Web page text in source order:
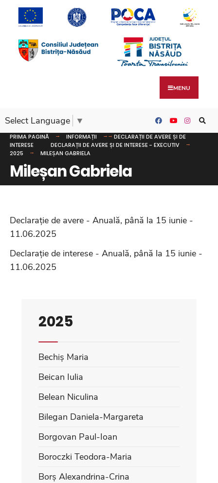
MENU
Select Language ▼
PRIMA PAGINĂ INFORMAȚII
DECLARAȚII DE AVERE ȘI DE
INTERESE
DECLARAȚII DE AVERE ȘI DE INTERESE - EXECUTIV
2025
MILEȘAN GABRIELA
Mileșan Gabriela
Declarație de avere - Anuală, până la 15 iunie -
11.06.2025
Declarație de interese - Anuală, până la 15 iunie -
11.06.2025
2025
Bechiș Maria
Beican Iulia
Belean Niculina
Bilegan Daniela-Margareta
Borgovan Paul-Ioan
Boroczki Teodora-Maria
Borș Alexandrina-Crina